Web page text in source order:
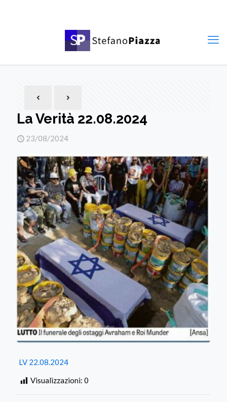
La Verità 22.08.2024
23/08/2024
LV 22.08.2024
Visualizzazioni: 0